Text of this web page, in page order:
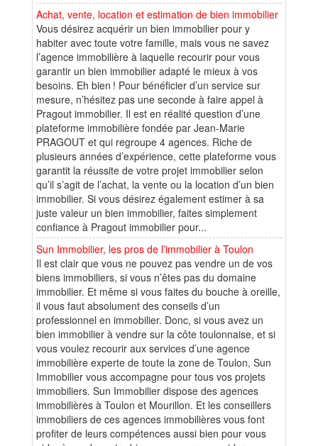
Achat, vente, location et estimation de bien immobilier
Vous désirez acquérir un bien immobilier pour y
habiter avec toute votre famille, mais vous ne savez
l’agence immobilière à laquelle recourir pour vous
garantir un bien immobilier adapté le mieux à vos
besoins. Eh bien ! Pour bénéficier d’un service sur
mesure, n’hésitez pas une seconde à faire appel à
Pragout immobilier. Il est en réalité question d’une
plateforme immobilière fondée par Jean-Marie
PRAGOUT et qui regroupe 4 agences. Riche de
plusieurs années d’expérience, cette plateforme vous
garantit la réussite de votre projet immobilier selon
qu’il s’agit de l’achat, la vente ou la location d’un bien
immobilier. Si vous désirez également estimer à sa
juste valeur un bien immobilier, faites simplement
confiance à Pragout immobilier pour...
Sun Immobilier, les pros de l’immobilier à Toulon
Il est clair que vous ne pouvez pas vendre un de vos
biens immobiliers, si vous n’êtes pas du domaine
immobilier. Et même si vous faites du bouche à oreille,
il vous faut absolument des conseils d’un
professionnel en immobilier. Donc, si vous avez un
bien immobilier à vendre sur la côte toulonnaise, et si
vous voulez recourir aux services d’une agence
immobilière experte de toute la zone de Toulon, Sun
Immobilier vous accompagne pour tous vos projets
immobiliers. Sun Immobilier dispose des agences
immobilières à Toulon et Mourillon. Et les conseillers
immobiliers de ces agences immobilières vous font
profiter de leurs compétences aussi bien pour vous